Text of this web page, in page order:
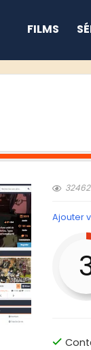
FILMS
32462
Ajouter